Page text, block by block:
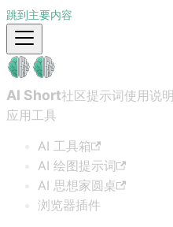
跳到主要内容
AI Short社区提示词使用说明
应用工具
AI 工具箱
AI 绘图提示词
AI 思想家圆桌
浏览器插件